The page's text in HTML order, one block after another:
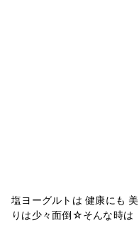
塩ヨーグルトは 健康にも
りは少々面倒☆そんな時は